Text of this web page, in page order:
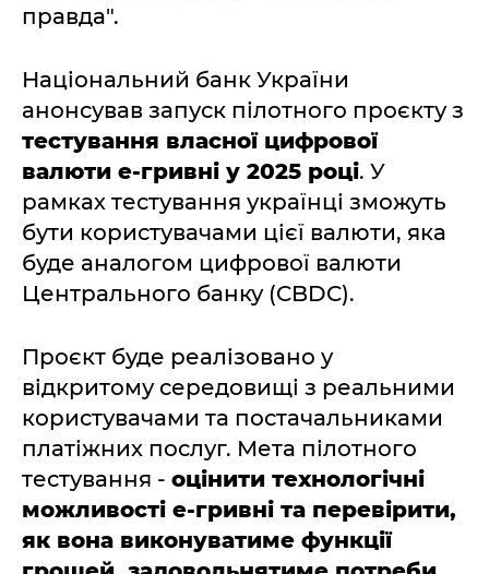
правда".
Національний банк України
анонсував запуск пілотного проєкту з
тестування власної цифрової
валюти е-гривні у 2025 році. У
рамках тестування українці зможуть
бути користувачами цієї валюти, яка
буде аналогом цифрової валюти
Центрального банку (CBDC).
Проєкт буде реалізовано у
відкритому середовищі з реальними
користувачами та постачальниками
платіжних послуг. Мета пілотного
тестування - оцінити технологічні
можливості е-гривні та перевірити,
як вона виконуватиме функції